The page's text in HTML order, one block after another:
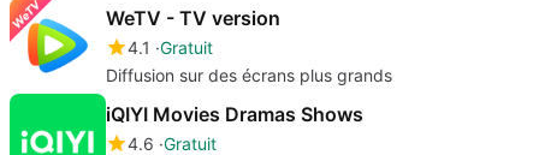
WeTV - TV version
4.1 Gratuit
Diffusion sur des écrans plus grands
iQIYI Movies Dramas Shows
4.6 Gratuit